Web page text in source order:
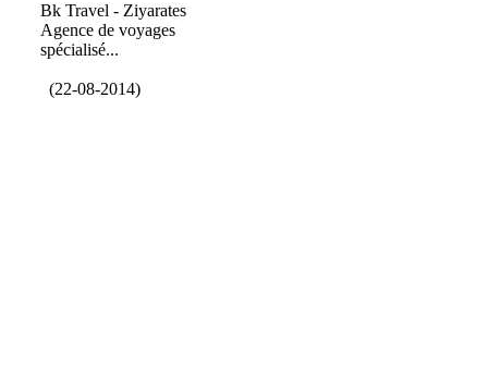
Bk Travel - Ziyarates
Agence de voyages
spécialisé...
(22-08-2014)